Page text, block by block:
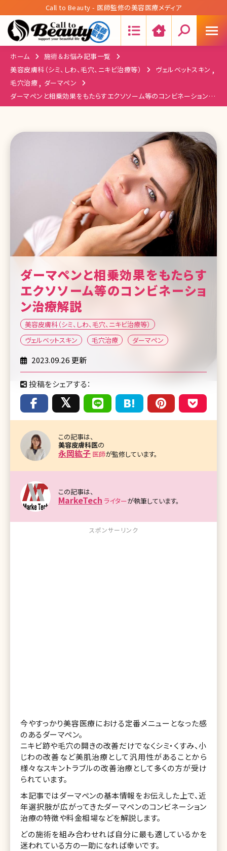
Call to Beauty - 医師監修の美容医療メディア
ホーム
施術＆お悩み記事一覧
美容皮膚科（シミ、しわ、毛穴、ニキビ治療等）
ヴェルベットスキン ,
毛穴治療, ダーマペン
ダーマペンと相乗効果をもたらすエクソソーム等のコンビネーション治
療解説
ダーマペンと相乗効果をもたらす
エクソソーム等のコンビネーショ
ン治療解説
美容皮膚科（シミ、しわ、毛穴、ニキビ治療等）
ヴェルベットスキン
毛穴治療 ダーマペン
2023.09.26 更新
投稿をシェアする：
この記事は、
美容皮膚科医の
永岡紘子 医師が監修しています。
この記事は、
MarkeTech ライターが執筆しています。
スポンサーリンク
今やすっかり美容医療における定番メニューとなった感
のあるダーマペン。
ニキビ跡や毛穴の開きの改善だけでなくシミ・くすみ、小
じわの改善など美肌治療として汎用性があることから
様々なスキントラブルの改善治療として多くの方が受け
られています。
本記事ではダーマペンの基本情報をお伝えした上で、近
年選択肢が広がってきたダーマペンのコンビネーション
治療の特徴や料金相場などを解説します。
どの施術を組み合わせれば自分に最も適しているかを
迷われている方の一助になれば幸いです。